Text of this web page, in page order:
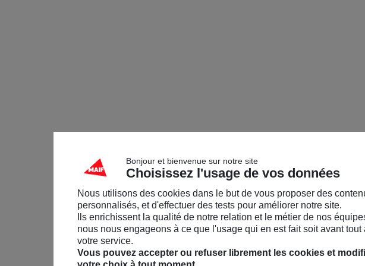
Bonjour et bienvenue sur notre site
Choisissez l'usage de vos données
Nous utilisons des cookies dans le but de vous proposer des
personnalisés, et d'effectuer des tests pour améliorer notre site.
Ils enrichissent la qualité de notre relation et le métier de nos
nous nous engageons à ce que l'usage qui en est fait soit avant tout
votre service.
Vous pouvez accepter ou refuser librement les cookies et